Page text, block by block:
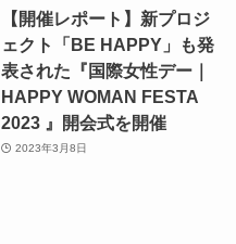
【開催レポート】新プロジ
ェクト「BE HAPPY」も発
表された『国際女性デー｜
HAPPY WOMAN FESTA
2023 』開会式を開催
2023年3月8日